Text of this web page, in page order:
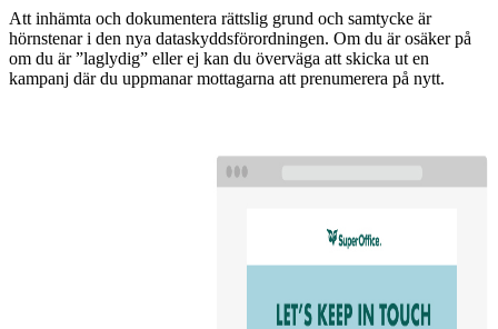
Att inhämta och dokumentera rättslig grund och samtycke är
hörnstenar i den nya dataskyddsförordningen. Om du är osäker på
om du är ”laglydig” eller ej kan du överväga att skicka ut en
kampanj där du uppmanar mottagarna att prenumerera på nytt.